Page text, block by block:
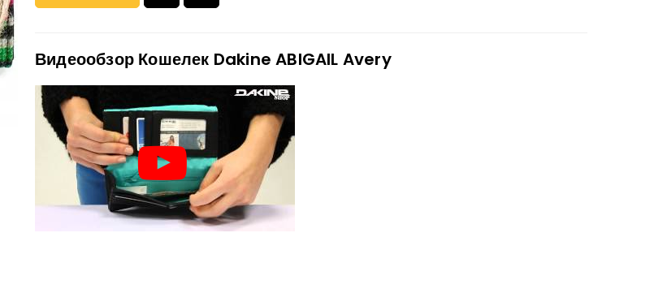
Видеообзор Кошелек Dakine ABIGAIL Avery